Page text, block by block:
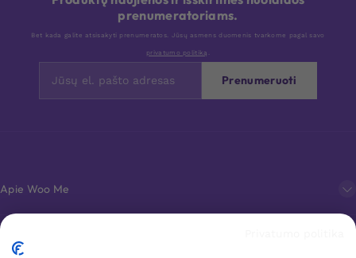
prenumeratoriams.
Bet kada galite atsisakyti prenumeratos. Jūsų asmens duomenis tvarkome pagal savo
privatumo politiką
Prenumeruoti
Apie Woo Me
Klientų aptarnavimas